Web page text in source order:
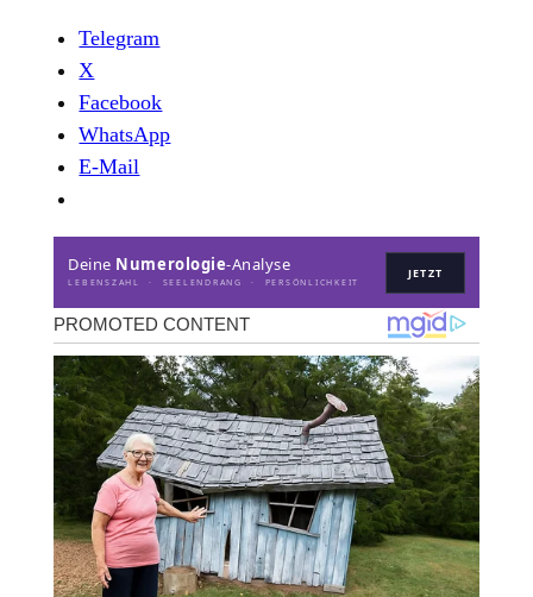
Telegram
X
Facebook
WhatsApp
E-Mail
Deine Numerologie-Analyse
LEBENSZAHL · SEELENDRANG · PERSÖNLICHKEIT
JETZT